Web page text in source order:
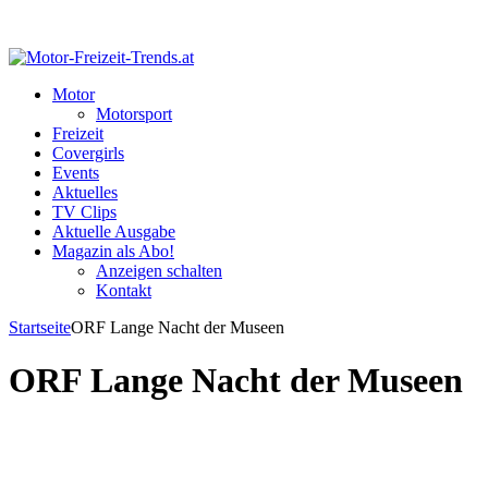
Motor
Motorsport
Freizeit
Covergirls
Events
Aktuelles
TV Clips
Aktuelle Ausgabe
Magazin als Abo!
Anzeigen schalten
Kontakt
StartseiteORF Lange Nacht der Museen
ORF Lange Nacht der Museen